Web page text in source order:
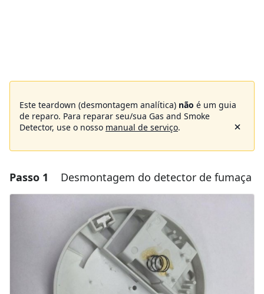
Este teardown (desmontagem analítica) não é um guia
de reparo. Para reparar seu/sua Gas and Smoke
Detector, use o nosso manual de serviço.
Passo 1 Desmontagem do detector de fumaça